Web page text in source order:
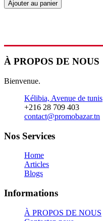
Ajouter au panier
À PROPOS DE NOUS
Bienvenue.
Kélibia, Avenue de tunis
+216 28 709 403
contact@promobazar.tn
Nos Services
Home
Articles
Blogs
Informations
À PROPOS DE NOUS